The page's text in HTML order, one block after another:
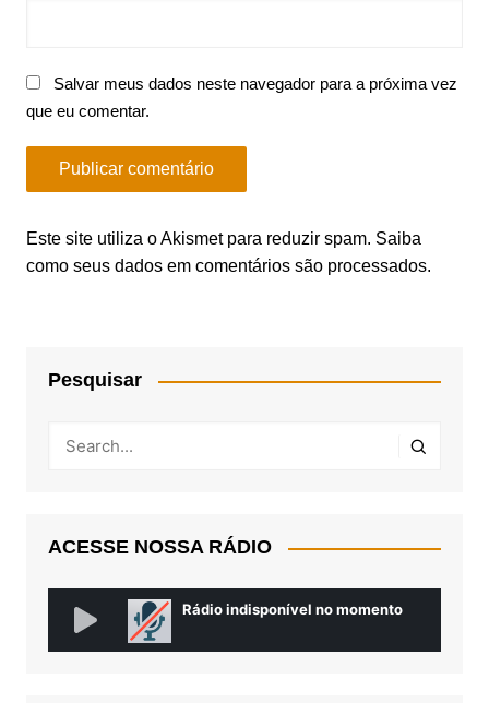
Salvar meus dados neste navegador para a próxima vez
que eu comentar.
Este site utiliza o Akismet para reduzir spam. Saiba
como seus dados em comentários são processados.
Pesquisar
ACESSE NOSSA RÁDIO